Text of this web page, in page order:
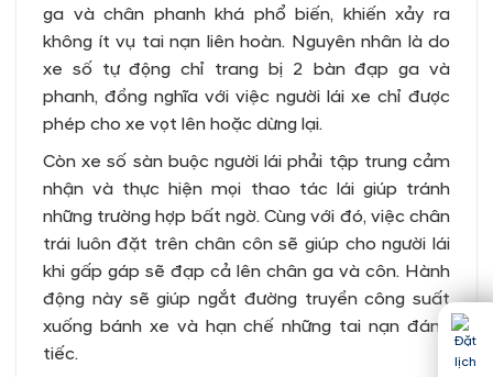
ga và chân phanh khá phổ biến, khiến xảy ra
không ít vụ tai nạn liên hoàn. Nguyên nhân là do
xe số tự động chỉ trang bị 2 bàn đạp ga và
phanh, đồng nghĩa với việc người lái xe chỉ được
phép cho xe vọt lên hoặc dừng lại.
Còn xe số sàn buộc người lái phải tập trung cảm
nhận và thực hiện mọi thao tác lái giúp tránh
những trường hợp bất ngờ. Cùng với đó, việc chân
trái luôn đặt trên chân côn sẽ giúp cho người lái
khi gấp gáp sẽ đạp cả lên chân ga và côn. Hành
động này sẽ giúp ngắt đường truyền công suất
xuống bánh xe và hạn chế những tai nạn đáng
tiếc.